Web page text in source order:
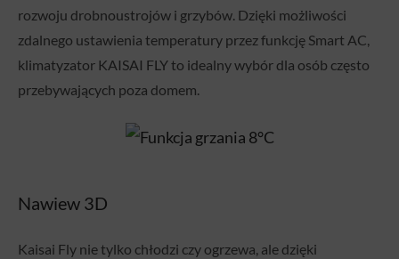
rozwoju drobnoustrojów i grzybów. Dzięki możliwości
zdalnego ustawienia temperatury przez funkcję Smart AC,
klimatyzator KAISAI FLY to idealny wybór dla osób często
przebywających poza domem.
Nawiew 3D
Kaisai Fly nie tylko chłodzi czy ogrzewa, ale dzięki